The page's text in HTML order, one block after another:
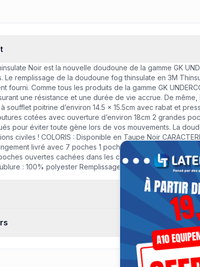
Noir est la nouvelle doudoune de la gamme GK
Le remplissage de la doudoune fog thinsulate en 3M
fourni. Comme tous les produits de la gamme GK
une résistance et une durée de vie accrue. De
soufflet poitrine d’environ 14.5 x 15.5cm avec rabat et
cotées avec ouverture d’environ 18cm 2 grandes
pour éviter toute gène lors de vos mouvements. La
civiles ! COLORIS : Disponible en Taupe Noir
livré avec 7 poches 1 poche à soufflet poitrine
ouvertes cachées dans les coutures cotées avec
: 100% polyester Remplissage : 3M ThinsulateTMMC
Offre spéciale A10
Remise jusqu'à 30 %